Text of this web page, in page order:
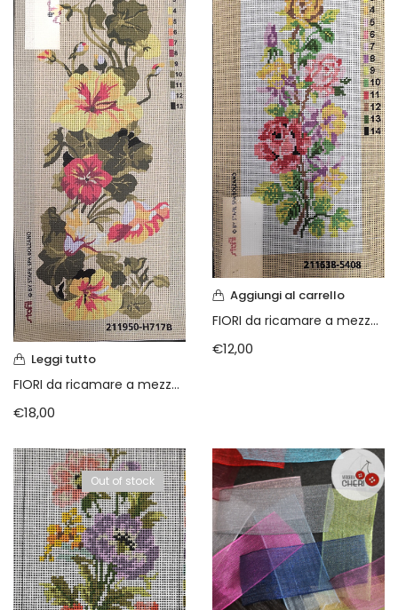
Canovacci Completi di Filati e Ago (24)
Sciarpe (8)
Set di Bottoni Vintage (77)
Swarovski (2)
Vintage (165)
Leggi tutto
FIORI da ricamare a mezzo punto cm 19×50
€18,00
Aggiungi al carrello
FIORI da ricamare a mezzo punto cm 16 x 38
€12,00
Out of stock